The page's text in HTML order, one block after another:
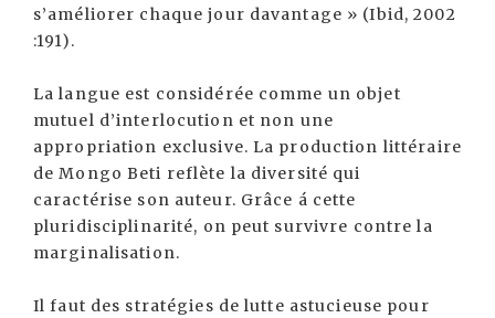
s’améliorer chaque jour davantage » (Ibid, 2002
:191).
La langue est considérée comme un objet
mutuel d’interlocution et non une
appropriation exclusive. La production littéraire
de Mongo Beti reflète la diversité qui
caractérise son auteur. Grâce á cette
pluridisciplinarité, on peut survivre contre la
marginalisation.
Il faut des stratégies de lutte astucieuse pour